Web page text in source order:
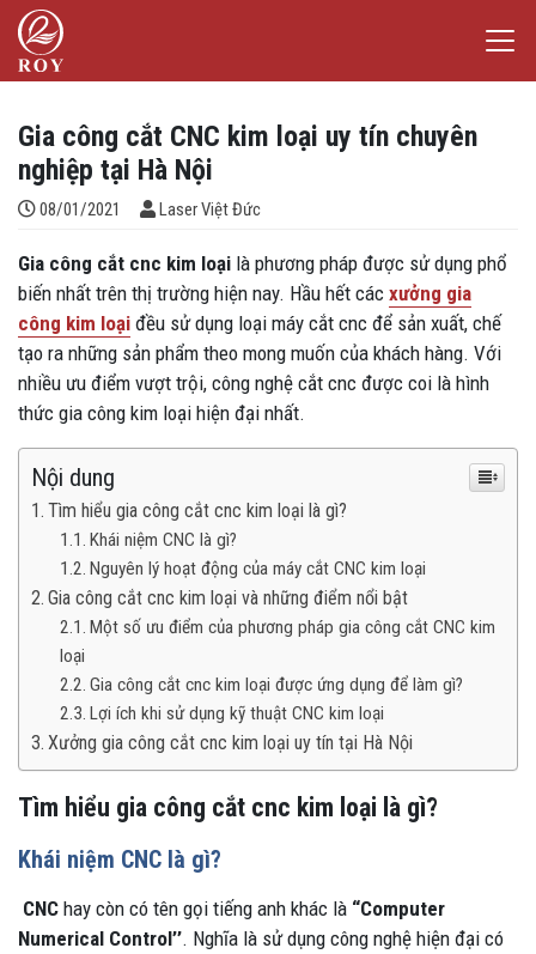
Chuyển đến nội dung
Laser Việt Đức
Gia công cắt CNC kim loại uy tín chuyên
nghiệp tại Hà Nội
08/01/2021 Đăng bởi
Laser Việt Đức
Gia công cắt cnc kim loại là phương pháp được sử dụng phổ
biến nhất trên thị trường hiện nay. Hầu hết các xưởng gia
công kim loại đều sử dụng loại máy cắt cnc để sản xuất, chế
tạo ra những sản phẩm theo mong muốn của khách hàng. Với
nhiều ưu điểm vượt trội, công nghệ cắt cnc được coi là hình
thức gia công kim loại hiện đại nhất.
Nội dung
Tìm hiểu gia công cắt cnc kim loại là gì?
Khái niệm CNC là gì?
Nguyên lý hoạt động của máy cắt CNC kim loại
Gia công cắt cnc kim loại và những điểm nổi bật
Một số ưu điểm của phương pháp gia công cắt CNC kim
loại
Gia công cắt cnc kim loại được ứng dụng để làm gì?
Lợi ích khi sử dụng kỹ thuật CNC kim loại
Xưởng gia công cắt cnc kim loại uy tín tại Hà Nội
Tìm hiểu gia công cắt cnc kim loại là gì?
Khái niệm CNC là gì?
CNC hay còn có tên gọi tiếng anh khác là “Computer
Numerical Control’’. Nghĩa là sử dụng công nghệ hiện đại có